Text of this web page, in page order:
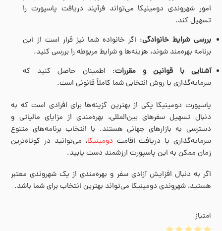
امور شهروندی دومینیکا می‌تواند فرآیند دریافت پاسپورت را
تسهیل کند.
بررسی شرایط خانوادگی: اگر خانواده شما نیز قرار است از این
برنامه بهره‌مند شوند، هزینه‌ها و شرایط مربوطه را بررسی کنید.
آشنایی با قوانین و مقررات: اطمینان حاصل کنید که
سرمایه‌گذاری یا روش انتخابی شما کاملاً قانونی است.
پاسپورت دومینیکا یکی از بهترین گزینه‌ها برای افرادی است که به
دنبال تسهیل سفرهای بین‌المللی، بهره‌مندی از مزایای مالیاتی و
دسترسی به بازارهای جهانی هستند. با انتخاب برنامه‌های متنوع
سرمایه‌گذاری یا دریافت اقامت دومینیکا، می‌توانید در کوتاه‌ترین
زمان ممکن به این پاسپورت ارزشمند دست یابید.
اگر به دنبال افزایش آزادی سفر و بهره‌مندی از یک شهروندی معتبر
هستید، شهروندی دومینیکا می‌تواند بهترین انتخاب برای شما باشد.
امتیاز